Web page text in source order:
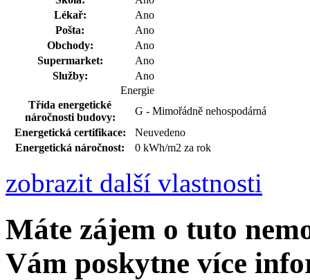
Lékař:
Ano
Pošta:
Ano
Obchody:
Ano
Supermarket:
Ano
Služby:
Ano
Energie
Třída energetické
náročnosti budovy:
G - Mimořádně nehospodárná
Energetická certifikace:
Neuvedeno
Energetická náročnost:
0 kWh/m2 za rok
zobrazit další vlastnosti
Máte zájem o tuto
Vám poskytne více